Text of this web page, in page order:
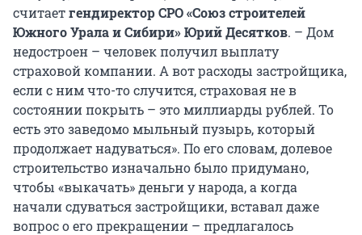
считаетгендиректор СРО «Союз строителей
Южного Урала и Сибири» Юрий Десятков. – Дом
недостроен – человек получил выплату
страховой компании. А вот расходы застройщика,
если с ним что-то случится, страховая не в
состоянии покрыть – это миллиарды рублей. То
есть это заведомо мыльный пузырь, который
продолжает надуваться». По его словам, долевое
строительство изначально было придумано,
чтобы «выкачать» деньги у народа, а когда
начали сдуваться застройщики, вставал даже
вопрос о его прекращении – предлагалось